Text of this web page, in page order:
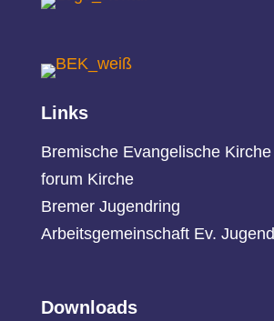
Links
Bremische Evangelische Kirche
forum Kirche
Bremer Jugendring
Arbeitsgemeinschaft Ev. Jugend
Downloads